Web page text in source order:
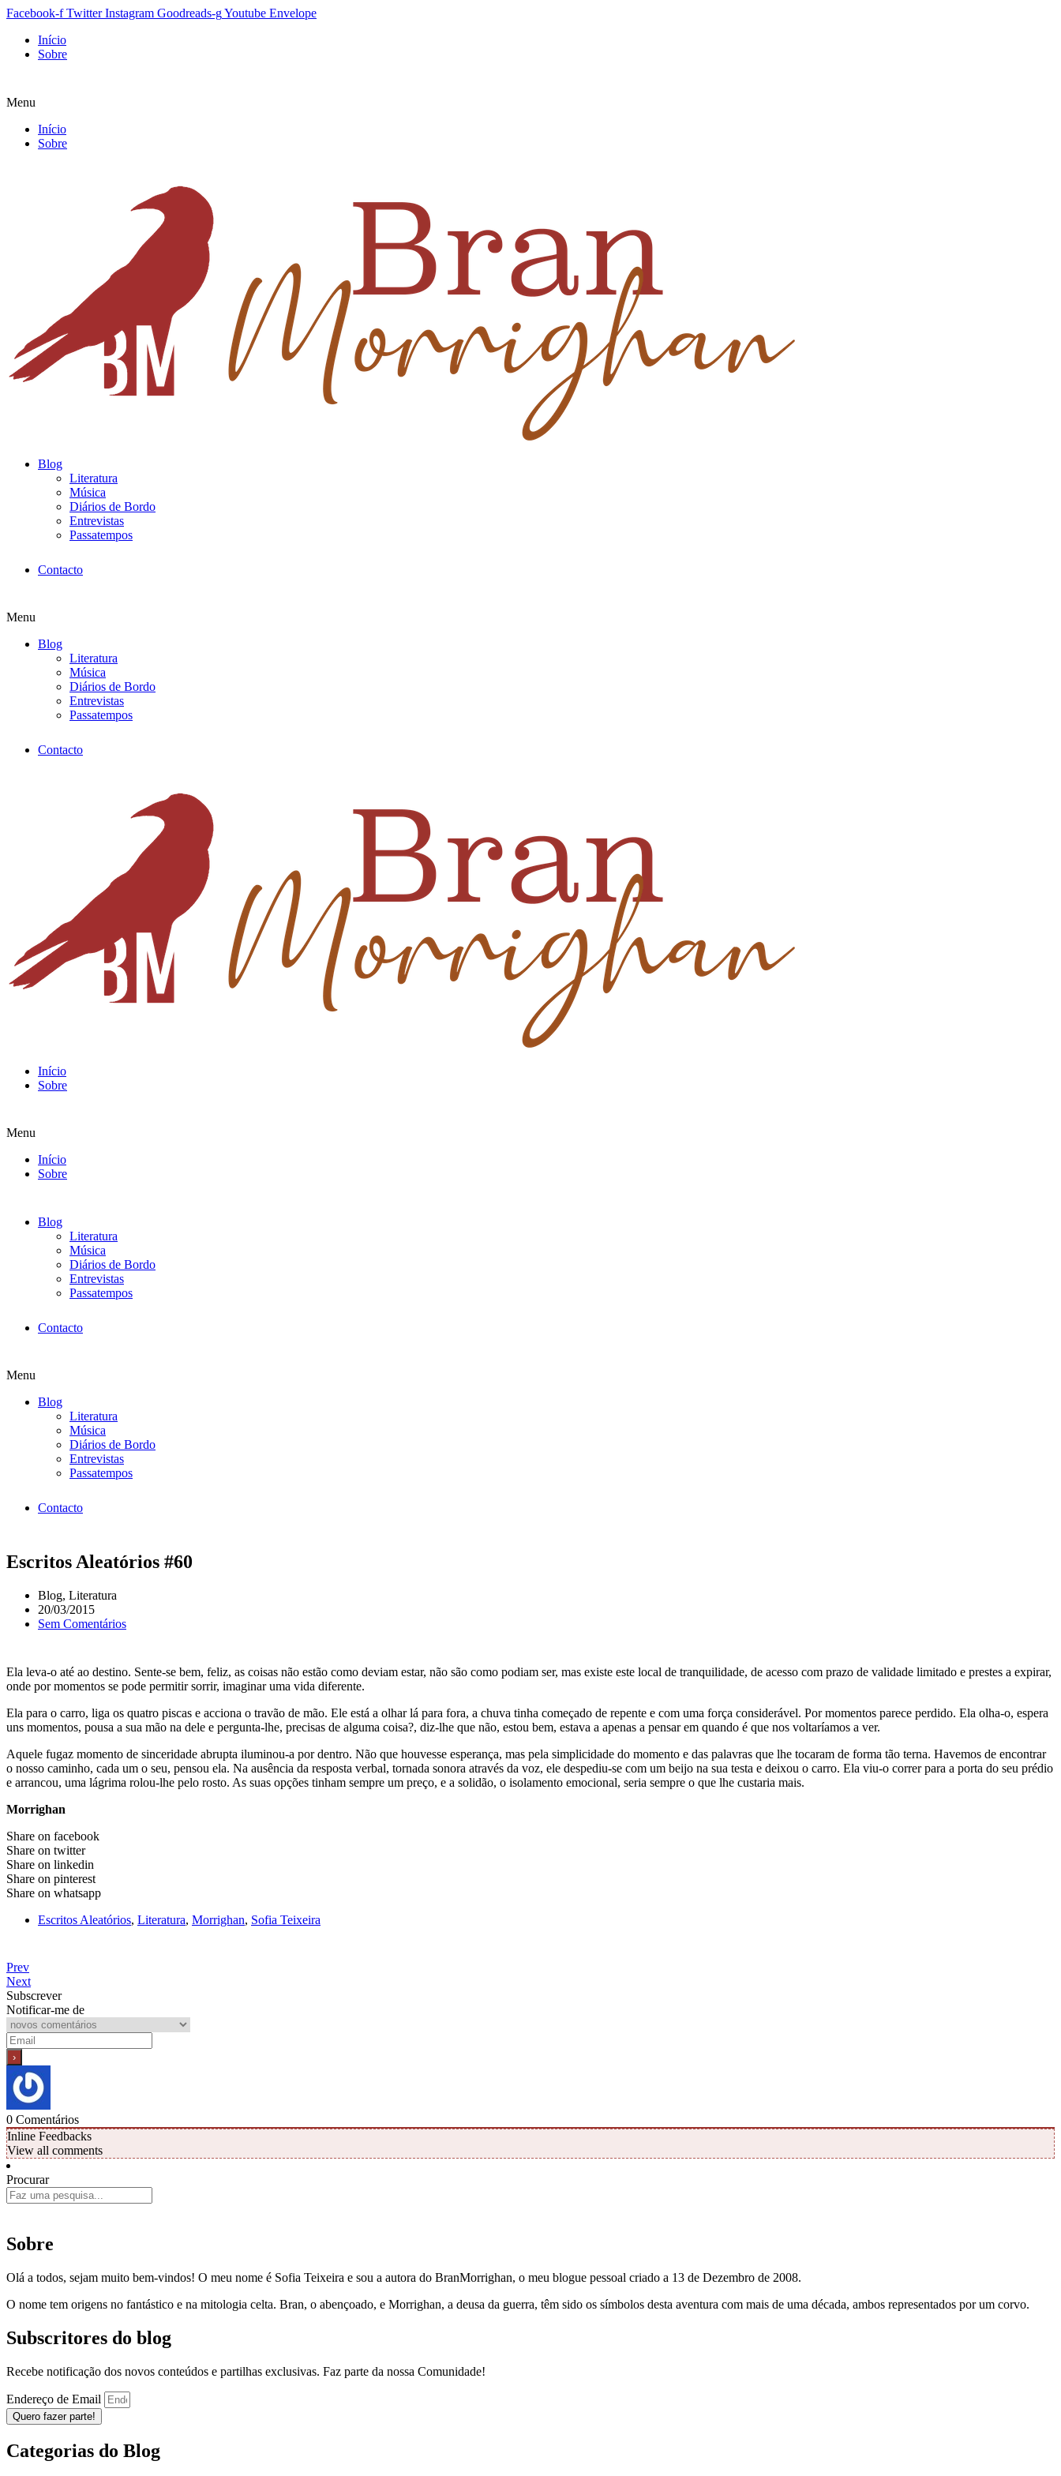
Facebook-f Twitter Instagram Goodreads-gYoutube Envelope
Início
Sobre
Menu
Início
Sobre
Blog
Literatura
Música
Diários de Bordo
Entrevistas
Passatempos
Contacto
Menu
Blog
Literatura
Música
Diários de Bordo
Entrevistas
Passatempos
Contacto
Início
Sobre
Menu
Início
Sobre
Blog
Literatura
Música
Diários de Bordo
Entrevistas
Passatempos
Contacto
Menu
Blog
Literatura
Música
Diários de Bordo
Entrevistas
Passatempos
Contacto
Escritos Aleatórios #60
Blog, Literatura
20/03/2015
Sem Comentários
Ela leva-o até ao destino. Sente-se bem, feliz, as coisas não estão como deviam estar, não são como podiam ser, mas existe este local de tranquilidade, de acesso com prazo de validade limitado e prestes a expirar,
onde por momentos se pode permitir sorrir, imaginar uma vida diferente.
Ela para o carro, liga os quatro piscas e acciona o travão de mão. Ele está a olhar lá para fora, a chuva tinha começado de repente e com uma força considerável. Por momentos parece perdido. Ela olha-o, espera
uns momentos, pousa a sua mão na dele e pergunta-lhe, precisas de alguma coisa?, diz-lhe que não, estou bem, estava a apenas a pensar em quando é que nos voltaríamos a ver.
Aquele fugaz momento de sinceridade abrupta iluminou-a por dentro. Não que houvesse esperança, mas pela simplicidade do momento e das palavras que lhe tocaram de forma tão terna. Havemos de encontrar
o nosso caminho, cada um o seu, pensou ela. Na ausência da resposta verbal, tornada sonora através da voz, ele despediu-se com um beijo na sua testa e deixou o carro. Ela viu-o correr para a porta do seu prédio
e arrancou, uma lágrima rolou-lhe pelo rosto. As suas opções tinham sempre um preço, e a solidão, o isolamento emocional, seria sempre o que lhe custaria mais.
Morrighan
Share on facebook
Share on twitter
Share on linkedin
Share on pinterest
Share on whatsapp
Escritos Aleatórios, Literatura, Morrighan, Sofia Teixeira
Prev
Next
Subscrever
Notificar-me de
0 Comentários
Inline Feedbacks
View all comments
Procurar
Sobre
Olá a todos, sejam muito bem-vindos! O meu nome é Sofia Teixeira e sou a autora do BranMorrighan, o meu blogue pessoal criado a 13 de Dezembro de 2008.
O nome tem origens no fantástico e na mitologia celta. Bran, o abençoado, e Morrighan, a deusa da guerra, têm sido os símbolos desta aventura com mais de uma década, ambos representados por um corvo.
Subscritores do blog
Recebe notificação dos novos conteúdos e partilhas exclusivas. Faz parte da nossa Comunidade!
Endereço de Email
Quero fazer parte!
Categorias do Blog